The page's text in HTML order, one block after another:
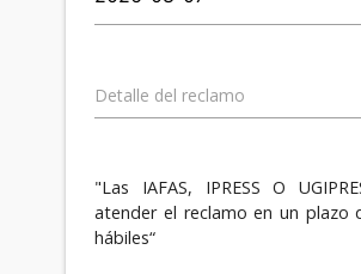
Detalle del reclamo
"Las IAFAS, IPRESS O
atender el reclamo en un plazo
hábiles“